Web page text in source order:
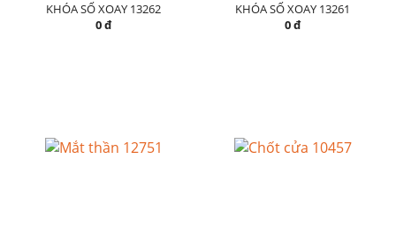
KHÓA SỐ XOAY 13262
0 đ
KHÓA SỐ XOAY 13261
0 đ